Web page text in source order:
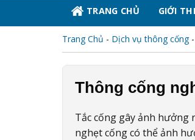
TRANG CHỦ GIỚI
Trang Chủ - Dịch vụ thông cống-
Thông cống
Tắc cống gây ảnh
nghẹt cống có thể ảnh